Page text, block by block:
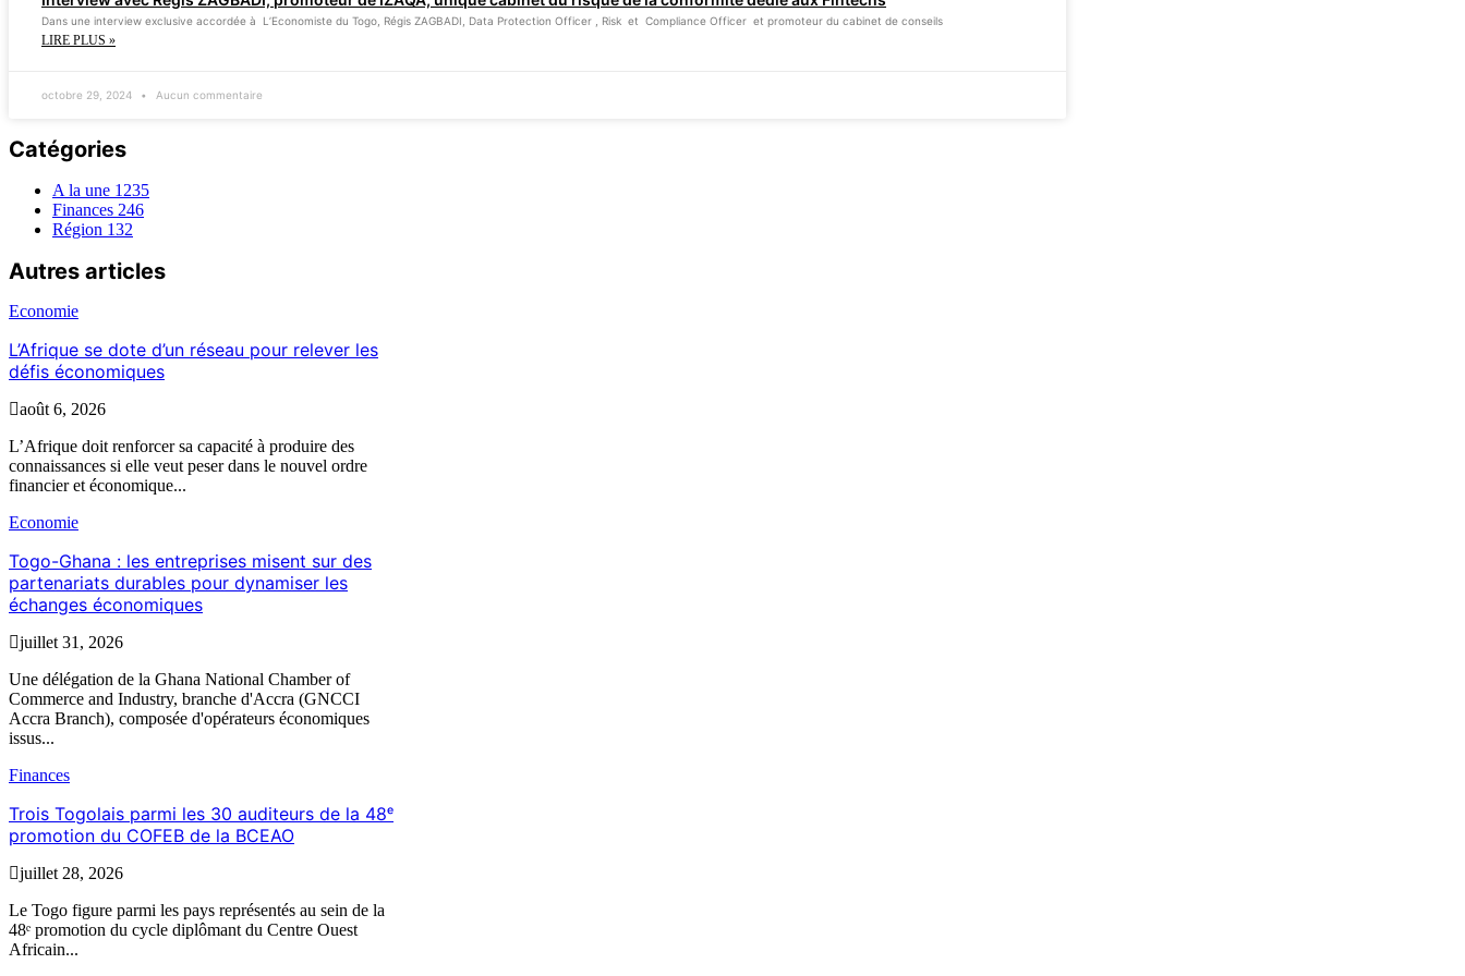
Dans une interview exclusive accordée à L’Economiste du Togo, Régis ZAGBADI, Data Protection Officer , Risk et Compliance Officer et promoteur du cabinet de conseils
LIRE PLUS »
octobre 29, 2024 Aucun commentaire
Catégories
A la une 1235
Finances 246
Région 132
Autres articles
Economie
L’Afrique se dote d’un réseau pour relever les
défis économiques
août 6, 2026
L’Afrique doit renforcer sa capacité à produire des
connaissances si elle veut peser dans le nouvel ordre
financier et économique...
Economie
Togo-Ghana : les entreprises misent sur des
partenariats durables pour dynamiser les
échanges économiques
juillet 31, 2026
Une délégation de la Ghana National Chamber of
Commerce and Industry, branche d'Accra (GNCCI
Accra Branch), composée d'opérateurs économiques
issus...
Finances
Trois Togolais parmi les 30 auditeurs de la 48ᵉ
promotion du COFEB de la BCEAO
juillet 28, 2026
Le Togo figure parmi les pays représentés au sein de la
48ᵉ promotion du cycle diplômant du Centre Ouest
Africain...